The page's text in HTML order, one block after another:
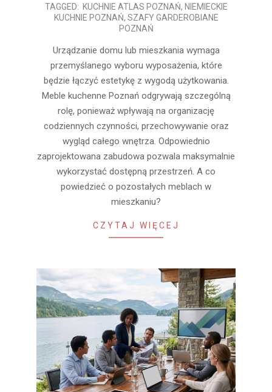
2026-
TAGGED: KUCHNIE ATLAS POZNAŃ, NIEMIECKIE
KUCHNIE POZNAŃ, SZAFY GARDEROBIANE
POZNAŃ
Urządzanie domu lub mieszkania wymaga
przemyślanego wyboru wyposażenia, które
będzie łączyć estetykę z wygodą użytkowania.
Meble kuchenne Poznań odgrywają szczególną
rolę, ponieważ wpływają na organizację
codziennych czynności, przechowywanie oraz
wygląd całego wnętrza. Odpowiednio
zaprojektowana zabudowa pozwala maksymalnie
wykorzystać dostępną przestrzeń. A co
powiedzieć o pozostałych meblach w
mieszkaniu?
CZYTAJ WIĘCEJ